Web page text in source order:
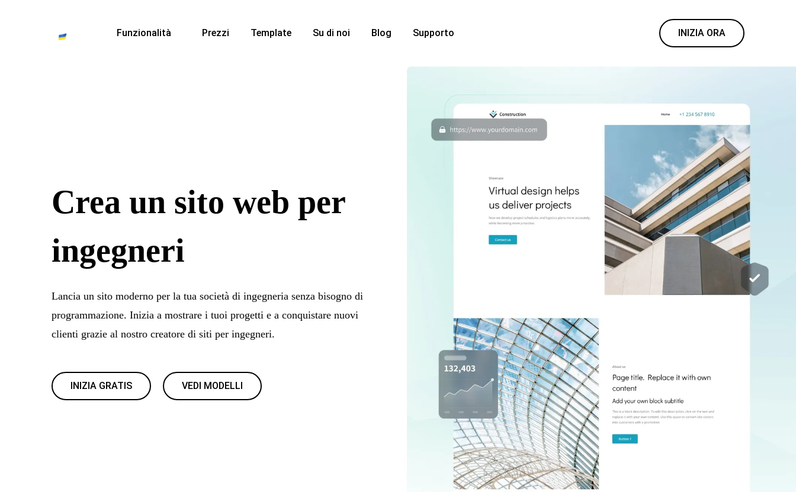
Funzionalità Prezzi Template Su di noi Blog Supporto INIZIA ORA
Crea un sito web per
ingegneri
Lancia un sito moderno per la tua società di ingegneria senza bisogno di
programmazione. Inizia a mostrare i tuoi progetti e a conquistare nuovi
clienti grazie al nostro creatore di siti per ingegneri.
INIZIA GRATIS VEDI MODELLI